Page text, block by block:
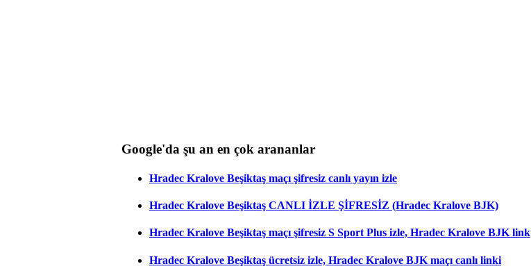
Google'da şu an en çok arananlar
Hradec Kralove Beşiktaş maçı şifresiz canlı yayın izle
Hradec Kralove Beşiktaş CANLI İZLE ŞİFRESİZ (Hradec Kralove BJK)
Hradec Kralove Beşiktaş maçı şifresiz S Sport Plus izle, Hradec Kralove BJK link
Hradec Kralove Beşiktaş ücretsiz izle, Hradec Kralove BJK maçı canlı linki